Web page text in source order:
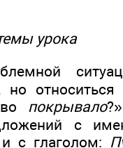
урока
но
покрывало
с
глаголом: